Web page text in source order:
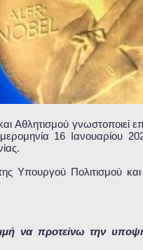
Αθλητισμού
16 Ιανουαρίου
Υπουργού Πολιτισμού
να προτείνω την